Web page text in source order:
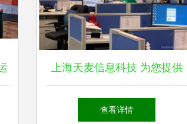
上海天麦信息科技 为您提供
专业信息咨询服务，引领数字
查看详情